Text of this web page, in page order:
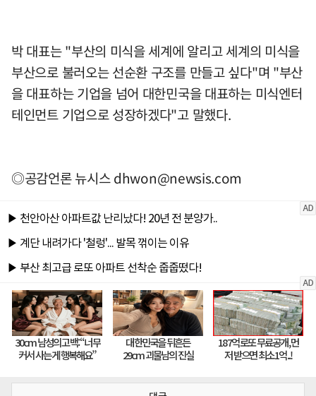
박 대표는 "부산의 미식을 세계에 알리고 세계의 미식을
부산으로 불러오는 선순환 구조를 만들고 싶다"며 "부산
을 대표하는 기업을 넘어 대한민국을 대표하는 미식엔터
테인먼트 기업으로 성장하겠다"고 말했다.
◎공감언론 뉴시스dhwon@newsis.com